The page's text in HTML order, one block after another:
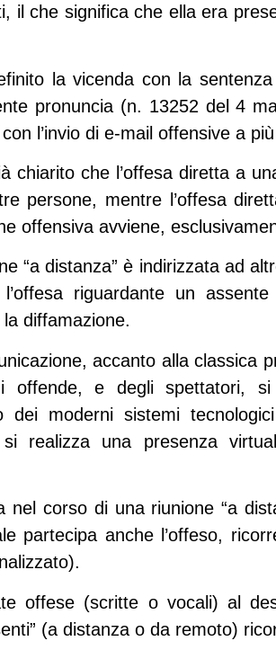
il che significa che ella era
la vicenda con la
pronuncia (n. 13252 del 4
l’invio di e-mail offensive a
chiarito che l’offesa diretta a
persone, mentre l’offesa
offensiva avviene,
“a distanza” è indirizzata ad
riguardante un
diffamazione.
accanto alla classica
e degli spettatori, si
dei moderni sistemi
realizza una presenza
nel corso di una riunione “a
partecipa anche l’offeso,
offese (scritte o vocali) al
(a distanza o da remoto)